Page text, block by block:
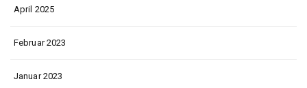
April 2025
Februar 2023
Januar 2023